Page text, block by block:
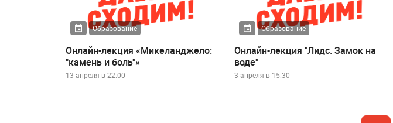
Образование
Онлайн-лекция «Микеланджело:
"камень и боль"»
13 апреля в 22:00
Образование
Онлайн-лекция "Лидс. Замок на
воде"
3 апреля в 15:30